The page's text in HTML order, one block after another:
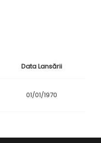
Data Lansării
01/01/1970